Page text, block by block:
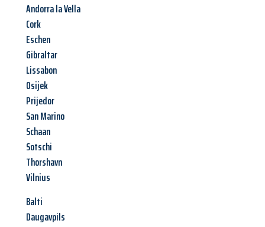
Andorra la Vella
Cork
Eschen
Gibraltar
Lissabon
Osijek
Prijedor
San Marino
Schaan
Sotschi
Thorshavn
Vilnius
Balti
Daugavpils